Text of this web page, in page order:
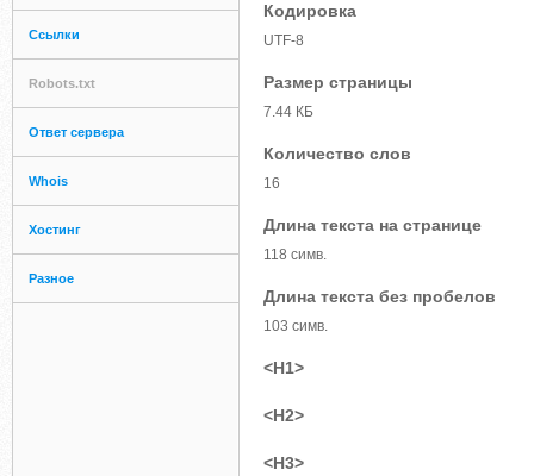
Ссылки
Robots.txt
Ответ сервера
Whois
Хостинг
Разное
Кодировка
UTF-8
Размер страницы
7.44 КБ
Количество слов
16
Длина текста на странице
118 симв.
Длина текста без пробелов
103 симв.
<H1>
<H2>
<H3>